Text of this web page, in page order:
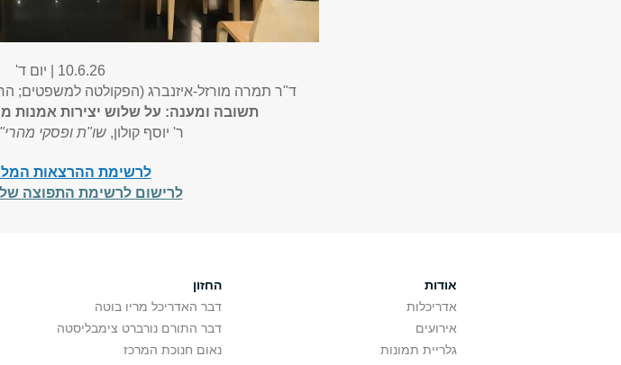
10.6.26 | יום ד'
ד"ר תמרה מורזל-איזנברג (הפקולטה למשפטים;
תשובה ומענה: על שלוש יצירות אמנות מהמאה
ר' יוסף קולון, שו"ת ופסקי
לרשימת ההרצאות
לרישום לרשימת התפוצה
אודות
אדריכלות
אירועים
גלריית תמונות
החזון
דבר האדריכל מריו בוטה
דבר התורם נורברט צימבליסטה
נאום חנוכת המרכז